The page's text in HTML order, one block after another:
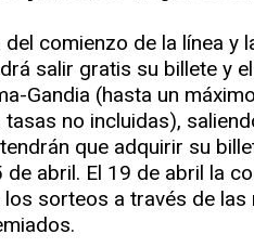
comienzo de la línea y
salir gratis su billete y
Gandia (hasta un
tasas no incluidas),
que adquirir su
de abril. El 19 de abril la
sorteos a través de